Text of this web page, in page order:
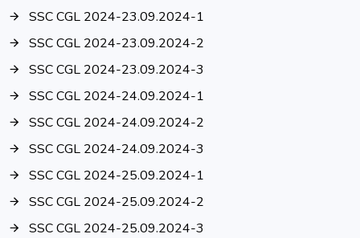
SSC CGL 2024-23.09.2024-1
SSC CGL 2024-23.09.2024-2
SSC CGL 2024-23.09.2024-3
SSC CGL 2024-24.09.2024-1
SSC CGL 2024-24.09.2024-2
SSC CGL 2024-24.09.2024-3
SSC CGL 2024-25.09.2024-1
SSC CGL 2024-25.09.2024-2
SSC CGL 2024-25.09.2024-3